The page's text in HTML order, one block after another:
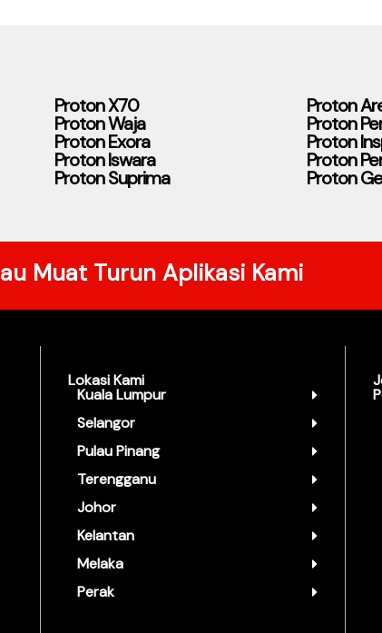
Proton X70 Proton
Proton Waja Proton
Proton Exora Proton
Proton Iswara Proton
Proton Suprima Proton
Muat Turun Aplikasi Kami
Lokasi Kami
Kuala Lumpur
Selangor
Pulau Pinang
Terengganu
Johor
Kelantan
Melaka
Perak